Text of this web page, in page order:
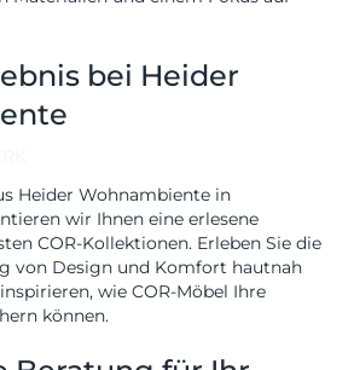
STYLESbei Heider
Heider Wohnambiente in
wir Ihnen eine erlesene
COR-Kollektionen. Erleben Sie die
von Design und Komfort hautnah
wie COR-Möbel Ihre
können.
Str. 319
Ittenbach